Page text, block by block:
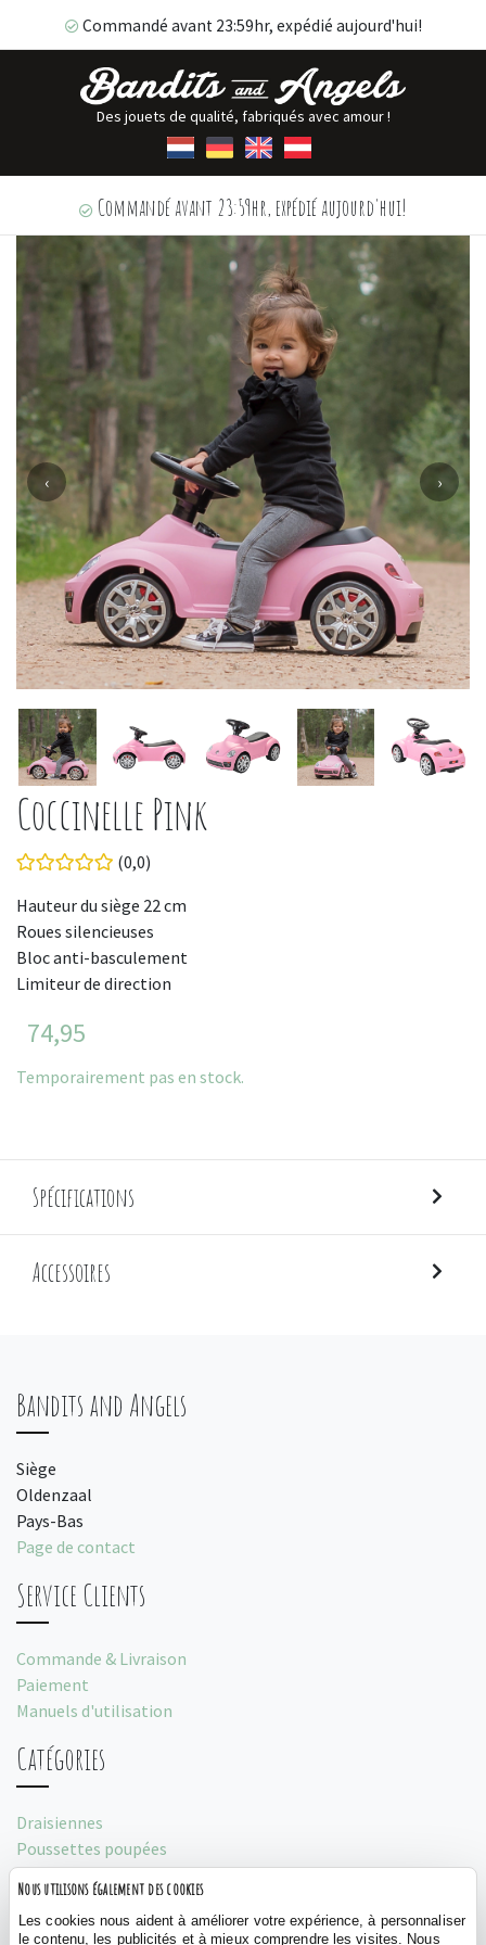
Commandé avant 23:59hr, expédié aujourd'hui!
Des jouets de qualité, fabriqués avec amour !
Commandé avant 23:59hr, expédié aujourd'hui!
‹ ›
Coccinelle Pink
(0,0)
Hauteur du siège 22 cm
Roues silencieuses
Bloc anti-basculement
Limiteur de direction
74,95
Temporairement pas en stock.
Spécifications
Accessoires
Bandits and Angels
Siège
Oldenzaal
Pays-Bas
Page de contact
Service Clients
Commande & Livraison
Paiement
Manuels d'utilisation
Catégories
Draisiennes
Poussettes poupées
Porteurs
Tentes de jeu
Nous utilisons également des cookies
Les cookies nous aident à améliorer votre expérience, à personnaliser
le contenu, les publicités et à mieux comprendre les visites. Nous